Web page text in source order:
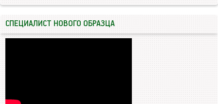
СПЕЦИАЛИСТ НОВОГО ОБРАЗЦА